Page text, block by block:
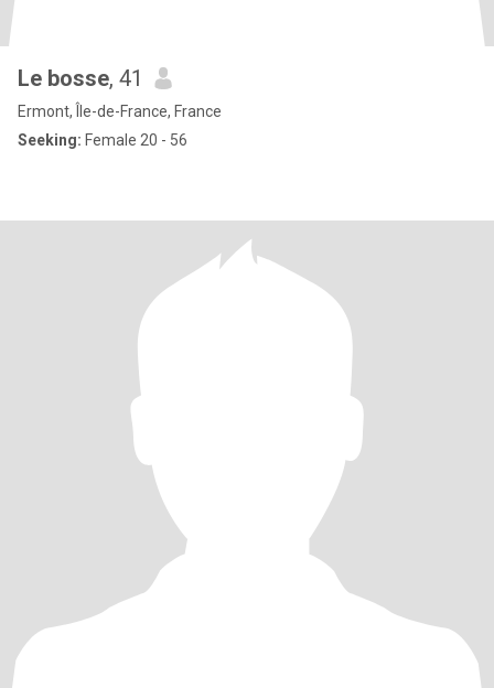
Le bosse, 41
Ermont, Île-de-France, France
Seeking: Female 20 - 56